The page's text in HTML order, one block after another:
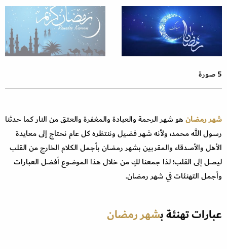
5 صورة
شهر رمضانهو شهر الرحمة والعبادة والمغفرة والعتق من النار كما حدثنا
رسول الله محمد، ولأنه شهر فضيل وننتظره كل عام نحتاج إلى معايدة
الأهل والأصدقاء والمقربين بشهر رمضان بأجمل الكلام الخارج من القلب
ليصل إلى القلب؛ لذا جمعنا لكِ من خلال هذا الموضوع أفضل العبارات
وأجمل التهنئات في شهر رمضان.
عبارات تهنئة بشهر رمضان